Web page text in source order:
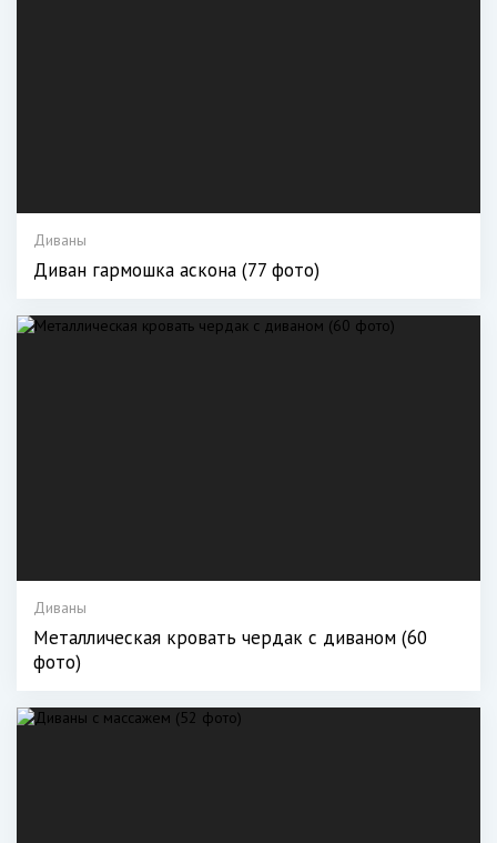
Диваны
Диван гармошка аскона (77 фото)
Диваны
Металлическая кровать чердак с диваном (60
фото)